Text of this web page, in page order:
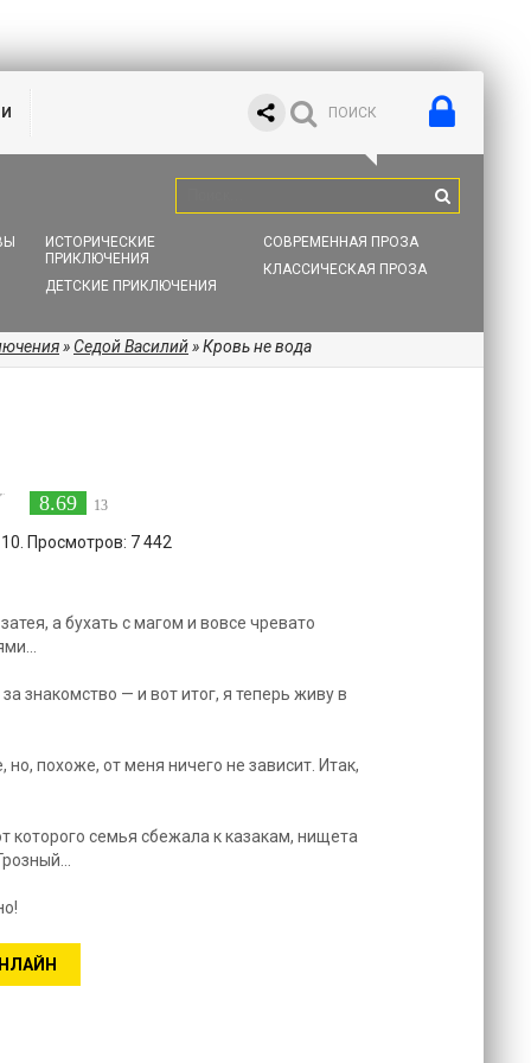
ИСТОРИЧЕСКИЕ
ПРИКЛЮЧЕНИЯ
ДЕТСКИЕ ПРИКЛЮЧЕНИЯ
СОВРЕМЕННАЯ ПРОЗА
КЛАССИЧЕСКАЯ ПРОЗА
»Седой Василий» Кровь не вода
8.69 13
Просмотров: 7 442
а бухать с магом и вовсе чревато
знакомство — и вот итог, я теперь живу в
похоже, от меня ничего не зависит. Итак,
которого семья сбежала к казакам, нищета